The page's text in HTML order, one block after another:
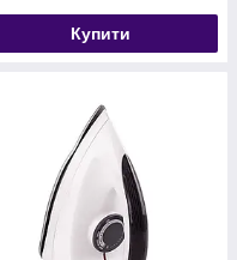
Купити